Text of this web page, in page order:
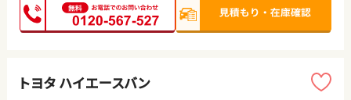
トヨタ ハイエースバン